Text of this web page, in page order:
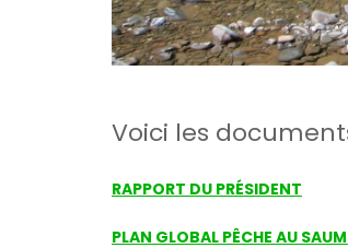
Voici les
RAPPORT DU PRÉSIDENT
PLAN GLOBAL PÊCHE AU